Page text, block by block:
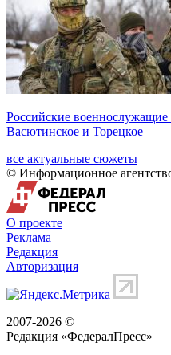
Российские
Васютинское и Торецкое
все актуальные сюжеты
© Информационное
О проекте
Реклама
Редакция
Авторизация
2007-2026 ©
Редакция «ФедералПресс»